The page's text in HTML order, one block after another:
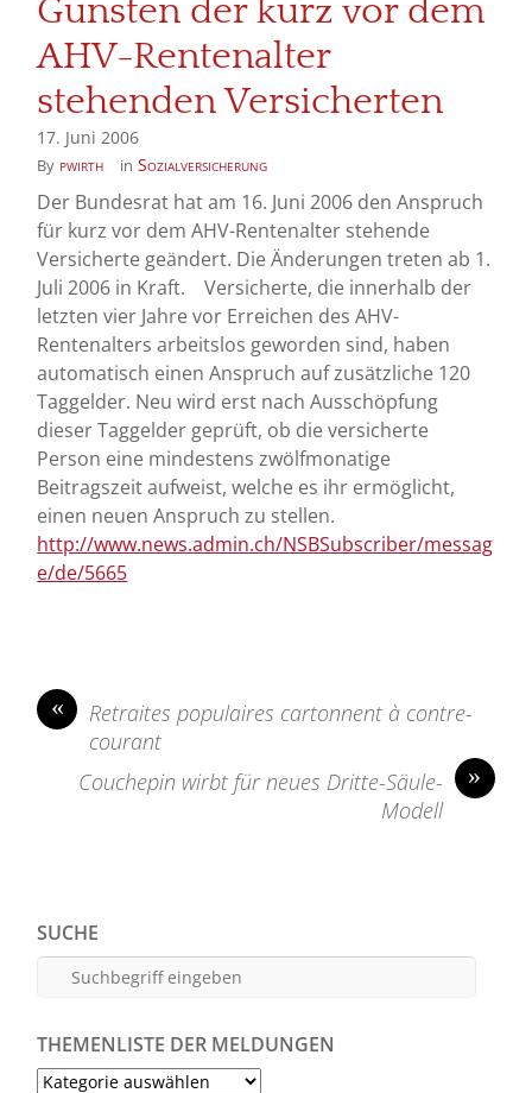
Gunsten der kurz vor dem
AHV-Rentenalter
stehenden Versicherten
17. Juni 2006
By pwirth in Sozialversicherung
Der Bundesrat hat am 16. Juni 2006 den Anspruch
für kurz vor dem AHV-Rentenalter stehende
Versicherte geändert. Die Änderungen treten ab 1.
Juli 2006 in Kraft. Versicherte, die innerhalb der
letzten vier Jahre vor Erreichen des AHV-
Rentenalters arbeitslos geworden sind, haben
automatisch einen Anspruch auf zusätzliche 120
Taggelder. Neu wird erst nach Ausschöpfung
dieser Taggelder geprüft, ob die versicherte
Person eine mindestens zwölfmonatige
Beitragszeit aufweist, welche es ihr ermöglicht,
einen neuen Anspruch zu stellen.
http://www.news.admin.ch/NSBSubscriber/messag
e/de/5665
«
Retraites populaires cartonnent à contre-
courant
»
Couchepin wirbt für neues Dritte-Säule-
Modell
SUCHE
THEMENLISTE DER MELDUNGEN
Themenliste